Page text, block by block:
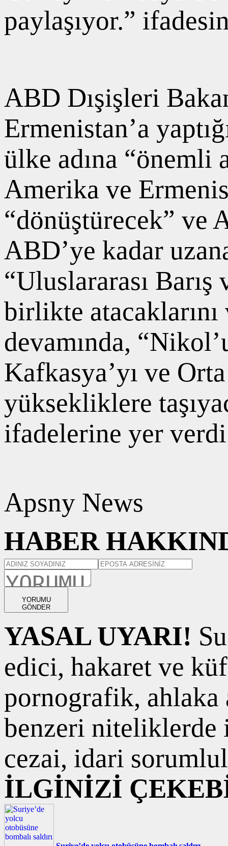
paylaşıyor.”
ABD Dışişleri
Ermenistan’a
ülke adına “önemli
Amerika ve
“dönüştürecek” ve
ABD’ye kadar
“Uluslararası
birlikte atacaklarını
devamında,
Kafkasya’yı ve
yüksekliklere
ifadelerine yer
Apsny News
HABER
YORUMU
GÖNDER
YASAL UYARI!
edici, hakaret ve
pornografik, ahlaka
benzeri niteliklerde
cezai, idari
İLGİNİZİ